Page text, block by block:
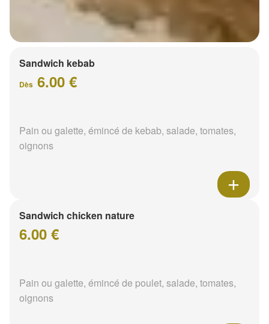
Sandwich kebab
Dès 6.00 €
Pain ou galette, émincé de kebab, salade, tomates,
oignons
Sandwich chicken nature
6.00 €
Pain ou galette, émincé de poulet, salade, tomates,
oignons